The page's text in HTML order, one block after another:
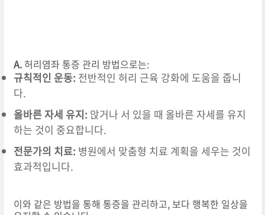
A.허리염좌 통증 관리 방법으로는:
규칙적인 운동: 전반적인 허리 근육 강화에 도움을 줍니
다.
올바른 자세 유지: 앉거나 서 있을 때 올바른 자세를 유지
하는 것이 중요합니다.
전문가의 치료: 병원에서 맞춤형 치료 계획을 세우는 것이
효과적입니다.
이와 같은 방법을 통해 통증을 관리하고, 보다 행복한 일상을